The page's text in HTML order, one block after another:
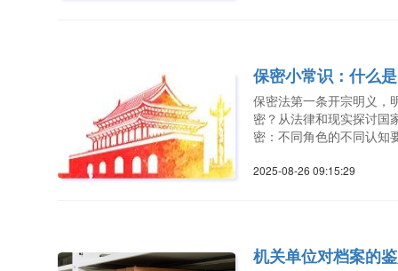
保密小常识：什么
保密法第一条开宗明义，
密？从法律和现实探讨国
密：不同角色的不同认知
2025-08-26 09:15:29
机关单位对档案的